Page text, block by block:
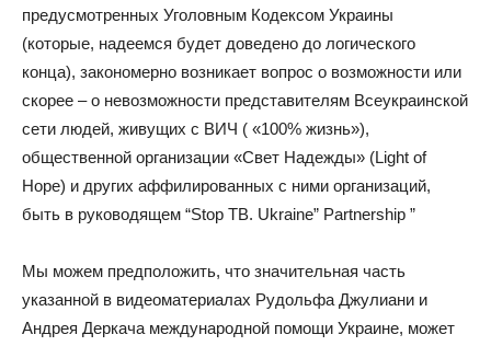
предусмотренных Уголовным Кодексом Украины
(которые, надеемся будет доведено до логического
конца), закономерно возникает вопрос о возможности или
скорее – о невозможности представителям Всеукраинской
сети людей, живущих с ВИЧ ( «100% жизнь»),
общественной организации «Свет Надежды» (Light of
Hope) и других аффилированных с ними организаций,
быть в руководящем “Stop TB. Ukraine” Partnership ”
Мы можем предположить, что значительная часть
указанной в видеоматериалах Рудольфа Джулиани и
Андрея Деркача международной помощи Украине, может